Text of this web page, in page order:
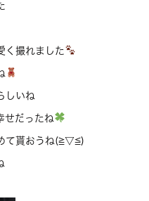
く撮れました
しいね
せだったね
て貰おうね(≧▽≦)